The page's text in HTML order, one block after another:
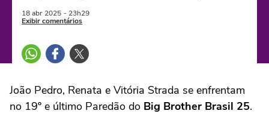
18 abr 2025 - 23h29
Exibir comentários
João Pedro, Renata e Vitória Strada se enfrentam
no 19º e último Paredão do Big Brother Brasil 25.